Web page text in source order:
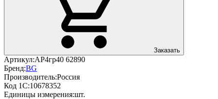
Заказать
Артикул:АР4гр40 62890
Бренд:BG
Производитель:Россия
Код 1С:10678352
Единицы измерения:шт.